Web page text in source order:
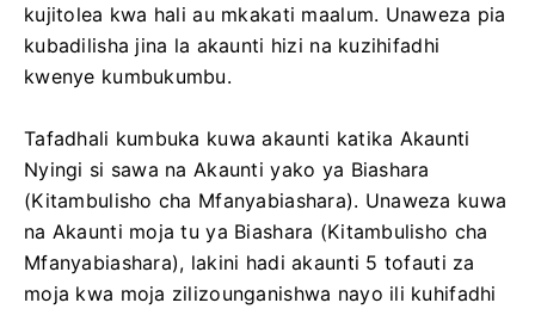
kujitolea kwa hali au mkakati maalum. Unaweza pia
kubadilisha jina la akaunti hizi na kuzihifadhi
kwenye kumbukumbu.
Tafadhali kumbuka kuwa akaunti katika Akaunti
Nyingi si sawa na Akaunti yako ya Biashara
(Kitambulisho cha Mfanyabiashara). Unaweza kuwa
na Akaunti moja tu ya Biashara (Kitambulisho cha
Mfanyabiashara), lakini hadi akaunti 5 tofauti za
moja kwa moja zilizounganishwa nayo ili kuhifadhi